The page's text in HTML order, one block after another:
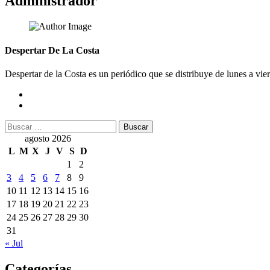
Despertar De La Costa
Despertar de la Costa es un periódico que se distribuye de lunes a
Buscar:
agosto 2026
L M X J V S D
1
2
3
4 5 6 7 8
9
10 11 12 13 14 15 16
17 18 19 20 21 22 23
24 25 26 27 28 29 30
31
« Jul